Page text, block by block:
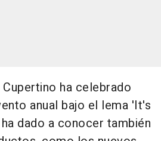
ha celebrado
anual bajo el lema 'It's
dado a conocer también